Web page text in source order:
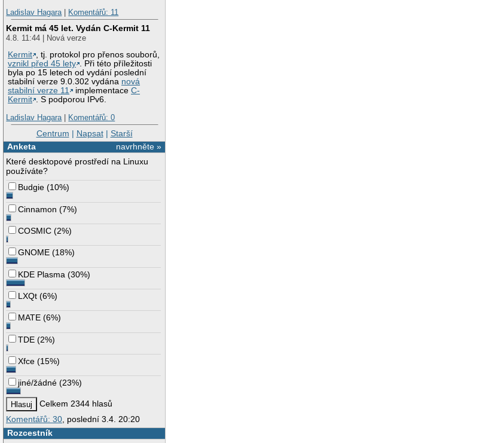
Ladislav Hagara| Komentářů: 11
Kermit má 45 let. Vydán C-Kermit 11
4.8. 11:44 | Nová verze
Kermit , tj. protokol pro přenos souborů,
vznikl před 45 lety . Při této příležitosti
byla po 15 letech od vydání poslední
stabilní verze 9.0.302 vydána nová
stabilní verze 11
implementaceC-
Kermit . S podporou IPv6.
Ladislav Hagara| Komentářů: 0
Centrum | Napsat| Starší
navrhněte »
Anketa
Které desktopové prostředí na Linuxu
používáte?
Budgie (10%)
Cinnamon (7%)
COSMIC (2%)
GNOME (18%)
KDE Plasma (30%)
LXQt (6%)
MATE (6%)
TDE (2%)
Xfce (15%)
jiné/žádné (23%)
Celkem 2344 hlasů
Komentářů: 30 , poslední 3.4. 20:20
Rozcestník